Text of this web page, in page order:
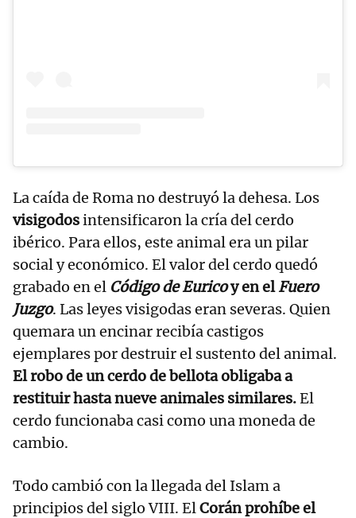
La caída de Roma no destruyó la dehesa. Los
visigodosintensificaron la cría del cerdo
ibérico. Para ellos, este animal era un pilar
social y económico. El valor del cerdo quedó
grabado en el Código de Euricoy en elFuero
Juzgo. Las leyes visigodas eran severas. Quien
quemara un encinar recibía castigos
ejemplares por destruir el sustento del animal.
El robo de un cerdo de bellota obligaba a
restituir hasta nueve animales similares.El
cerdo funcionaba casi como una moneda de
cambio.
Todo cambió con la llegada del Islam a
principios del siglo VIII. ElCorán prohíbe el